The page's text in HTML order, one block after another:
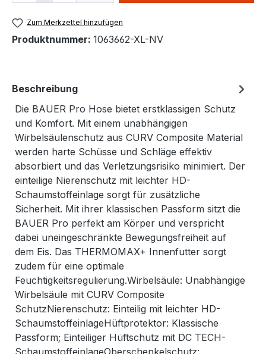
Zum Merkzettel hinzufügen
Produktnummer: 1063662-XL-NV
Beschreibung
Die BAUER Pro Hose bietet erstklassigen Schutz
und Komfort. Mit einem unabhängigen
Wirbelsäulenschutz aus CURV Composite Material
werden harte Schüsse und Schläge effektiv
absorbiert und das Verletzungsrisiko minimiert. Der
einteilige Nierenschutz mit leichter HD-
Schaumstoffeinlage sorgt für zusätzliche
Sicherheit. Mit ihrer klassischen Passform sitzt die
BAUER Pro perfekt am Körper und verspricht
dabei uneingeschränkte Bewegungsfreiheit auf
dem Eis. Das THERMOMAX+ Innenfutter sorgt
zudem für eine optimale
Feuchtigkeitsregulierung.Wirbelsäule: Unabhängige
Wirbelsäule mit CURV Composite
SchutzNierenschutz: Einteilig mit leichter HD-
SchaumstoffeinlageHüftprotektor: Klassische
Passform; Einteiliger Hüftschutz mit DC TECH-